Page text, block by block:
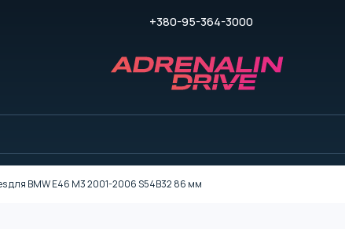
+380-95-364-3000
для BMW E46 M3 2001-2006 S54B32 86 мм